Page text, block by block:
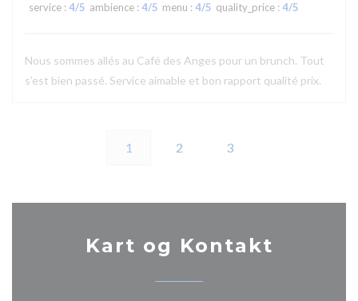
service : 4/5 ambience : 4/5 menu : 4/5 quality_price : 4/5
Nous sommes allés au Café des Anges pour un brunch. Tout
s'est bien passé. Service aimable et bon rapport qualité prix.
1 2 3
Kart og Kontakt